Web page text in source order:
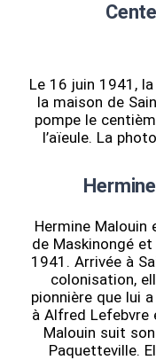
Le 16 juin 1941,
la maison de
pompe le
l’aïeule. La
Hermine Malouin
de Maskinongé
1941. Arrivée à
colonisation,
pionnière que lui
à Alfred Lefebvre
Malouin suit
Paquetteville.